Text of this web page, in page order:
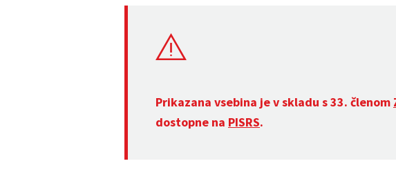
Prikazana vsebina je v skladu s 33. členom
dostopne na PISRS.